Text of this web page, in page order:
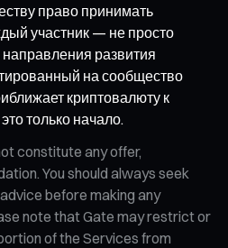
право принимать
участник — не просто
направления развития
на сообщество
криптовалюту к
только начало.
constitute any offer,
You should always seek
before making any
note that Gate may restrict or
of the Services from